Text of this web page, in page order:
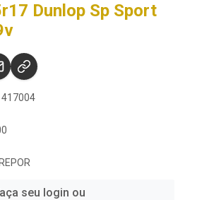
Dunlop Sp Sport
417004
seu login ou